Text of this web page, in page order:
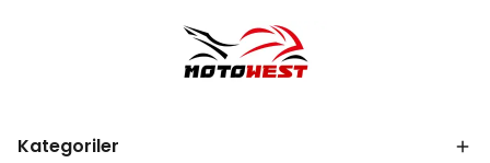
Kategoriler